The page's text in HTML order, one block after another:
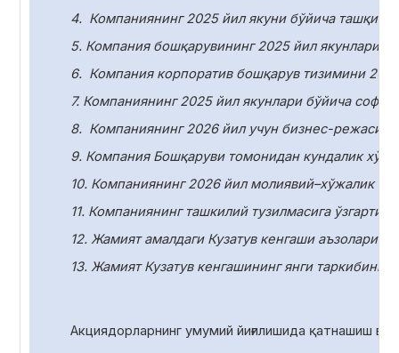
4. Компаниянинг 2025 йил якуни бўйича ташқи
5. Компания бошқарувининг 2025 йил якунлари
6. Компания корпоратив бошқарув тизимини
7. Компаниянинг 2025 йил якунлари бўйича соф
8. Компаниянинг 2026 йил учун бизнес-
9. Компания Бошқаруви томонидан кундалик
10. Компаниянинг 2026 йил молиявий–хўжалик
11. Компаниянинг ташкилий тузилмасига
12. Жамият амалдаги Кузатув кенгаши
13. Жамият Кузатув кенгашининг янги таркибини
Акциядорларнинг умумий йиғилишида қатнашиш